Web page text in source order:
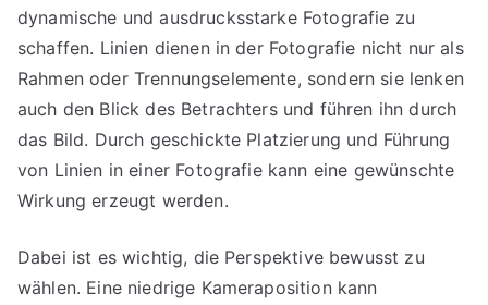
dynamische und ausdrucksstarke Fotografie zu
schaffen. Linien dienen in der Fotografie nicht nur als
Rahmen oder Trennungselemente, sondern sie lenken
auch den Blick des Betrachters und führen ihn durch
das Bild. Durch geschickte Platzierung und Führung
von Linien in einer Fotografie kann eine gewünschte
Wirkung erzeugt werden.
Dabei ist es wichtig, die Perspektive bewusst zu
wählen. Eine niedrige Kameraposition kann